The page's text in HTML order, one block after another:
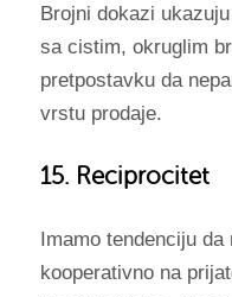
Brojni dokazi
sa cistim, okruglim
pretpostavku da
vrstu prodaje.
15. Reciprocitet
Imamo tendenciju
kooperativno na